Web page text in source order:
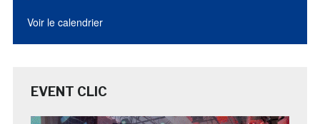
Voir le calendrier
EVENT CLIC